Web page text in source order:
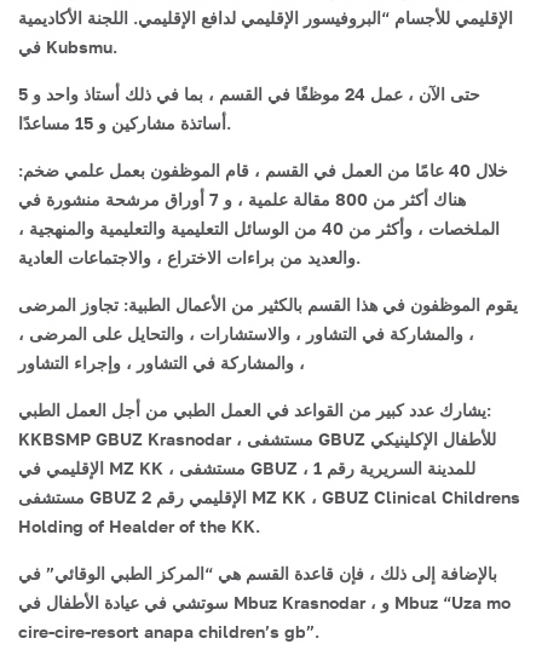
الإقليمي للأجسام “البروفيسور الإقليمي لدافع الإقليمي. اللجنة الأكاديمية
في Kubsmu.
حتى الآن ، عمل 24 موظفًا في القسم ، بما في ذلك أستاذ واحد و 5
أساتذة مشاركين و 15 مساعدًا.
خلال 40 عامًا من العمل في القسم ، قام الموظفون بعمل علمي ضخم:
هناك أكثر من 800 مقالة علمية ، و 7 أوراق مرشحة منشورة في
الملخصات ، وأكثر من 40 من الوسائل التعليمية والتعليمية والمنهجية ،
والعديد من براءات الاختراع ، والاجتماعات العادية.
يقوم الموظفون في هذا القسم بالكثير من الأعمال الطبية: تجاوز المرضى
، والمشاركة في التشاور ، والاستشارات ، والتحايل على المرضى ،
والمشاركة في التشاور ، وإجراء التشاور ،
يشارك عدد كبير من القواعد في العمل الطبي من أجل العمل الطبي:
KKBSMP GBUZ Krasnodar ، مستشفى GBUZ للأطفال الإكلينيكي
الإقليمي في MZ KK ، مستشفى GBUZ للمدينة السريرية رقم 1 ،
مستشفى GBUZ الإقليمي رقم 2 MZ KK ، GBUZ Clinical Childrens
Holding of Healder of the KK.
بالإضافة إلى ذلك ، فإن قاعدة القسم هي “المركز الطبي الوقائي” في
سوتشي في عيادة الأطفال في Mbuz Krasnodar ، و Mbuz “Uza mo
cire-cire-resort anapa children’s gb”.